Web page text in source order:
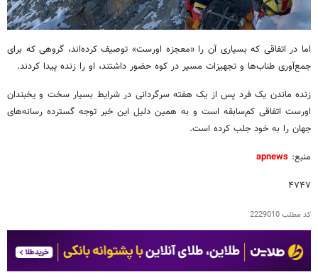
اما در اتفاقی که بسیاری آن را «معجزه اورست» توصیف کرده‌اند، گروهی که برای
جمع‌آوری طناب‌ها و تجهیزات مسیر در کوه حضور داشتند، او را زنده پیدا کردند.
زنده ماندن یک فرد پس از یک هفته سرگردانی در شرایط بسیار سخت و یخبندان
اورست اتفاقی کم‌سابقه است و به همین دلیل این خبر توجه گسترده رسانه‌های
جهان را به خود جلب کرده است.
منبع: apnews
۴۷۴۷
کد مطلب2229010